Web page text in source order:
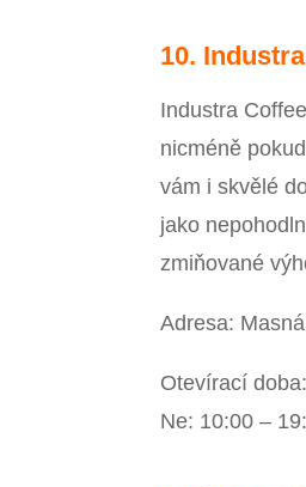
10.
Industra
nicméně
vám i skvělé
jako
zmiňované
Adresa:
Otevírací
Ne: 10:00 –